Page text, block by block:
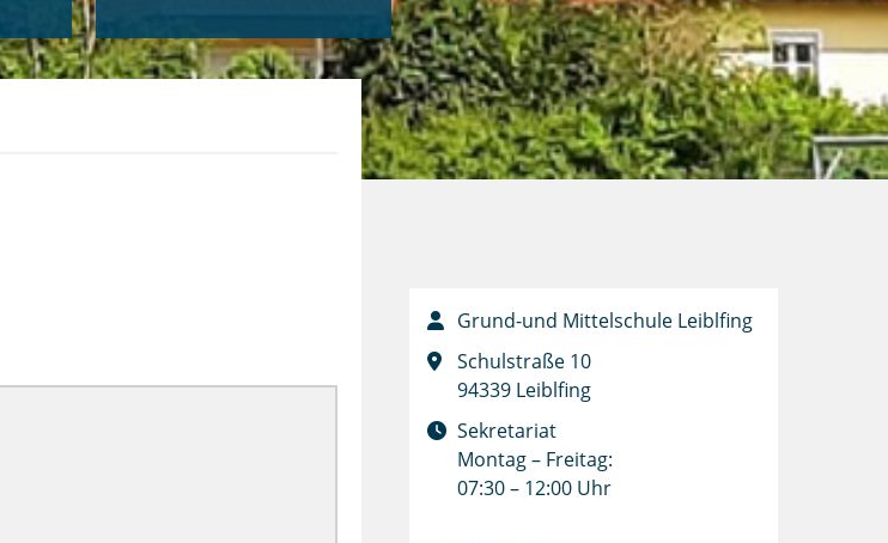
Grund-und Mittelschule Leiblfing
Schulstraße 10
94339 Leiblfing
Sekretariat
Montag – Freitag:
07:30 – 12:00 Uhr